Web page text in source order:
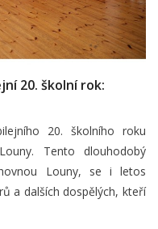
20. školní rok:
20. školního roku
Tento dlouhodobý
Louny, se i letos
a dalších dospělých, kteří